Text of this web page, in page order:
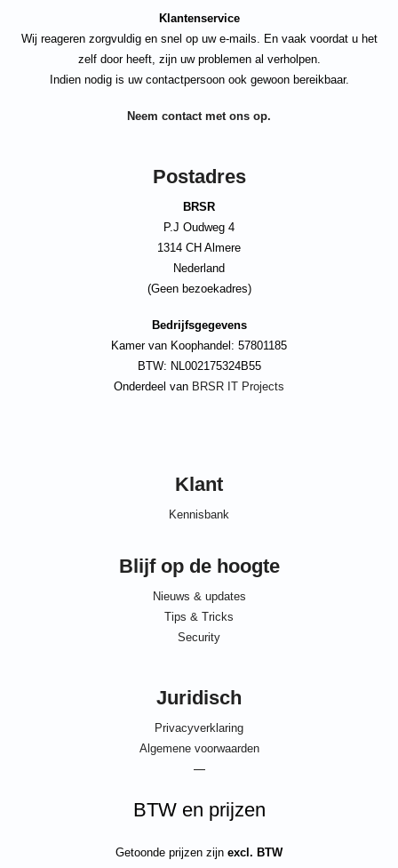
Klantenservice
Wij reageren zorgvuldig en snel op uw e-mails. En vaak voordat u het
zelf door heeft, zijn uw problemen al verholpen.
Indien nodig is uw contactpersoon ook gewoon bereikbaar.
Neem contact met ons op.
Postadres
BRSR
P.J Oudweg 4
1314 CH Almere
Nederland
(Geen bezoekadres)
Bedrijfsgegevens
Kamer van Koophandel: 57801185
BTW: NL002175324B55
Onderdeel van BRSR IT Projects
Klant
Kennisbank
Blijf op de hoogte
Nieuws & updates
Tips & Tricks
Security
Juridisch
Privacyverklaring
Algemene voorwaarden
—
BTW en prijzen
Getoonde prijzen zijn excl. BTW